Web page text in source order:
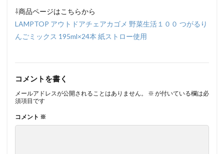
⇩商品ページはこちらから
LAMPTOP アウトドアチェアカゴメ 野菜生活１００ つがるり
んごミックス 195ml×24本 紙ストロー使用
コメントを書く
メールアドレスが公開されることはありません。 ※ が付いている欄は必
須項目です
コメント ※